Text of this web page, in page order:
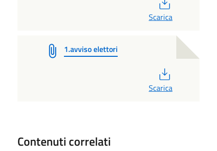
Scarica
1.avviso elettori
Scarica
Contenuti correlati